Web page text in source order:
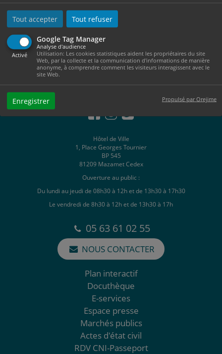
Tout accepter Tout refuser
Google Tag Manager
Activé
Analyse d'audience
Utilisation: Les cookies statistiques aident les propriétaires du site
Web, par la collecte et la communication d'informations de manière
anonyme, à comprendre comment les visiteurs interagissent avec le
site Web.
Enregistrer Propulsé par Orejime
Dimanches au kiosque – animation estivale
Hôtel de Ville
1, Place Georges Tournier
BP 545
81209 Mazamet Cedex
Ouverture au public :
Du lundi au jeudi de 08h30 à 12h et de 13h30 à 17h30
Le vendredi de 8h30 à 12h et de 13h30 à 17h
05 63 61 02 55
NOUS CONTACTER
Plan interactif
Docuthèque
E-services
Espace presse
Marchés publics
Actes d'état civil
RDV CNI-Passeport